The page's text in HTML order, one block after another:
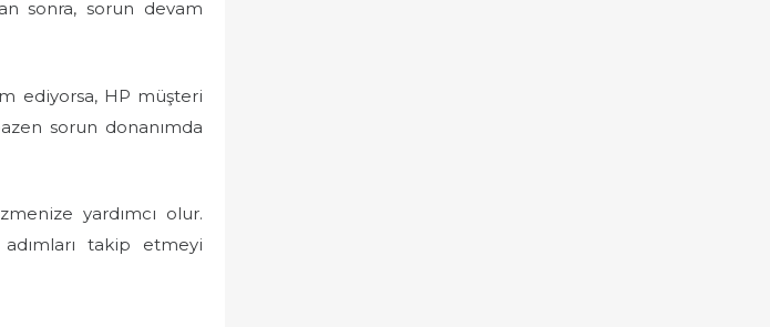
sonra, sorun devam
ediyorsa, HP müşteri
sorun donanımda
yardımcı olur.
takip etmeyi